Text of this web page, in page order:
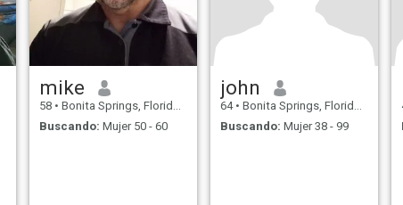
mike
58 • Bonita Springs, Florida, Estados Unidos
Buscando: Mujer 50 - 60
john
64 • Bonita Springs, Florida, Estados Unidos
Buscando: Mujer 38 - 99